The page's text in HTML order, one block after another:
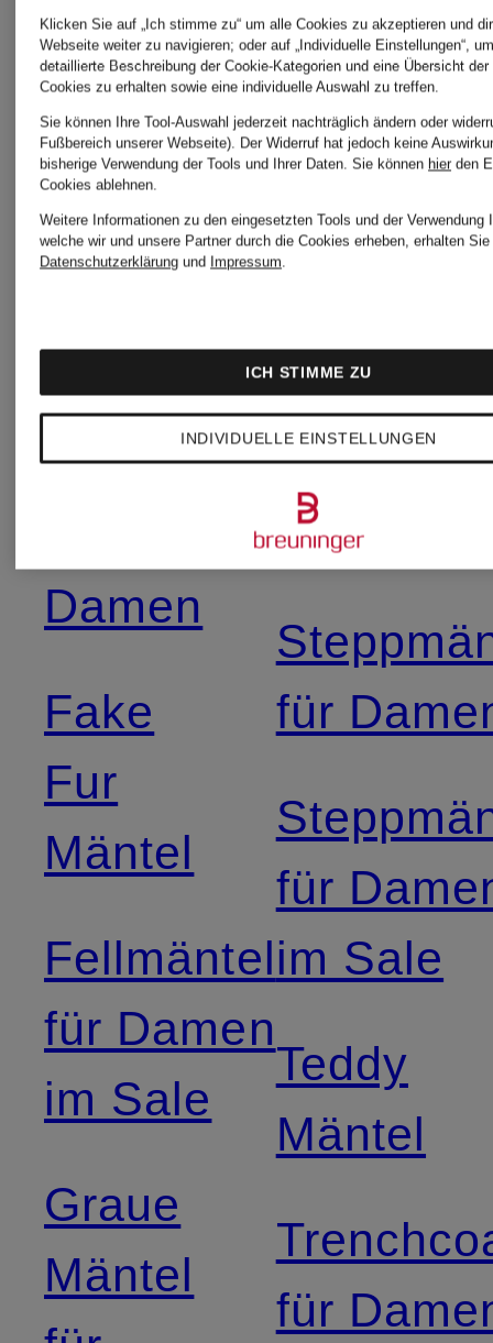
Designer-
Jacken
für
Damen
Designer-
Mäntel
Damen
Fake
Fur
Mäntel
Fellmäntel
für Damen
im Sale
Graue
Mäntel
Damen
Mäntel
Damen
für
für
für
im Sale
Teddy
Mäntel
für
Klicken Sie auf „Ich stimme zu“ um alle Cookies zu akzeptieren und
Webseite weiter zu navigieren; oder auf „Individuelle Einstellungen“,
detaillierte Beschreibung der Cookie-Kategorien und eine Übersicht
Cookies zu erhalten sowie eine individuelle Auswahl zu treffen.
Sie können Ihre Tool-Auswahl jederzeit nachträglich ändern oder
Fußbereich unserer Webseite). Der Widerruf hat jedoch keine
bisherige Verwendung der Tools und Ihrer Daten. Sie können hier den
Cookies ablehnen.
Weitere Informationen zu den eingesetzten Tools und der Verwendung
welche wir und unsere Partner durch die Cookies erheben, erhalten
Datenschutzerklärung und Impressum.
INDIVIDUELLE EINSTELLUNGEN
ICH STIMME ZU